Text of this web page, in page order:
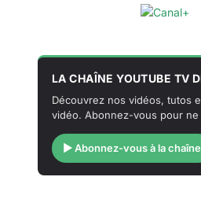
LA CHAÎNE YOUTUBE TV
Découvrez nos vidéos, tutos
vidéo. Abonnez-vous pour ne
▶ Abonnez-vous à la chaîne